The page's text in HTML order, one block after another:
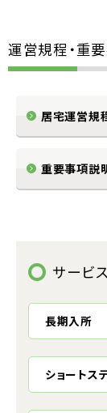
運営規程・重
居宅運営規
重要事項説
サービス
長期入所
ショートス